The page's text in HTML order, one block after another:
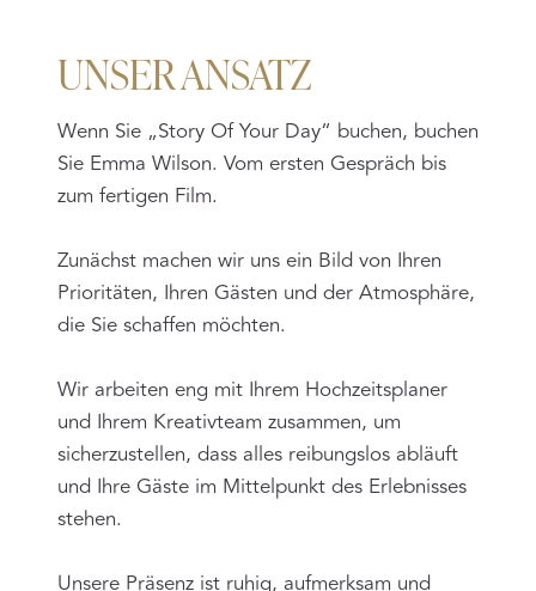
UNSER ANSATZ
Wenn Sie „Story Of Your Day“ buchen, buchen
Sie Emma Wilson. Vom ersten Gespräch bis
zum fertigen Film.
Zunächst machen wir uns ein Bild von Ihren
Prioritäten, Ihren Gästen und der Atmosphäre,
die Sie schaffen möchten.
Wir arbeiten eng mit Ihrem Hochzeitsplaner
und Ihrem Kreativteam zusammen, um
sicherzustellen, dass alles reibungslos abläuft
und Ihre Gäste im Mittelpunkt des Erlebnisses
stehen.
Unsere Präsenz ist ruhig, aufmerksam und